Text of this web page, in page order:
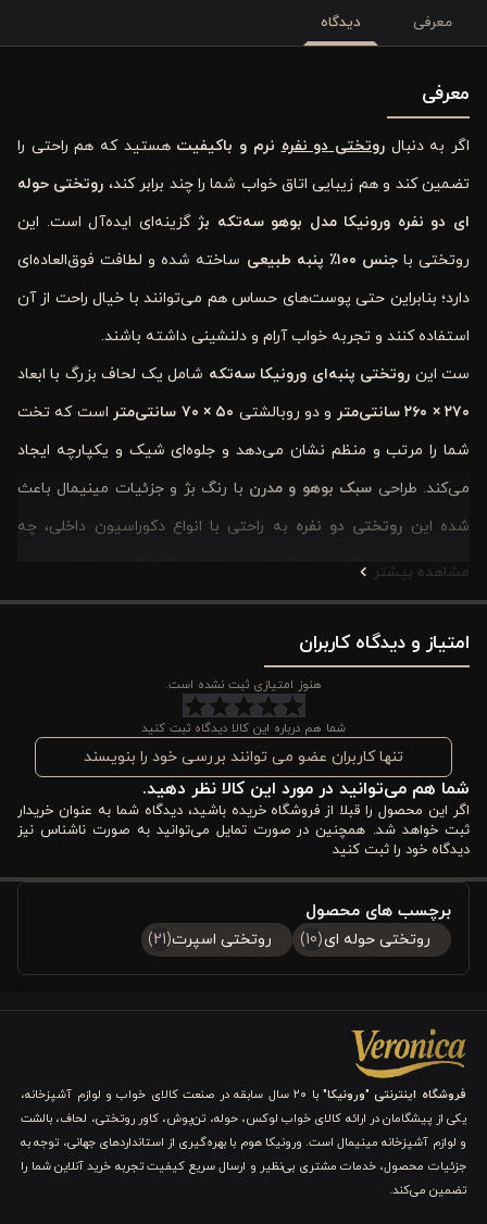
معرفی دیدگاه
معرفی
اگر به دنبالروتختی دو نفره نرم و باکیفیت هستید که هم راحتی را
تضمین کند و هم زیبایی اتاق خواب شما را چند برابر کند، روتختی حوله
‌ای دو نفره ورونیکا مدل بوهو سه‌تکه بژ گزینه‌ای ایده‌آل است. این
روتختی باجنس ۱۰۰ ٪ پنبه طبیعی ساخته شده و لطافت فوق‌العاده‌ای
دارد؛ بنابراین حتی پوست‌های حساس هم می‌توانند با خیال راحت از آن
استفاده کنند و تجربه خواب آرام و دلنشینی داشته باشند.
ست این روتختی پنبه‌ای ورونیکا سه‌تکه شامل یک لحاف بزرگ با ابعاد
۲۷۰ × ۲۶۰ سانتی‌متر
و دو روبالشتی ۵۰ × ۷۰ سانتی‌متر
است که تخت
شما را مرتب و منظم نشان می‌دهد و جلوه‌ای شیک و یکپارچه ایجاد
می‌کند. طراحی سبک بوهو و مدرن با رنگ بژ و جزئیات مینیمال باعث
شده این روتختی دو نفره به راحتی با انواع دکوراسیون داخلی، چه
مدرن، چه کلاسیک، هماهنگ شود و فضایی آرام، گرم و دلنشین برای
شما خلق کند.
یکی دیگر از مزایای این محصول،
آن است؛ شما می‌توانید این روتختی پنبه‌ای را با خیال راحت بشویید
بدون اینکه لطافت یا زیبایی آن کاهش یابد. طراحی سه‌تکه آن نیز
امکان چیدمان مرتب و منظم تخت را فراهم می‌کند و جلوه‌ای مرتب و
زیبا به اتاق خواب می‌بخشد.
با انتخاب روتختی بوهو سه‌تکه بژ ورونیکا، شما همزمانکیفیت،
اتاق خوابی آرام و دلنشین خواهید داشت. این محصول مناسب کسانی
است که به دنبال تجربه‌ای لوکس و کاربردی در خواب هستند و
مشخصات فنی روتختی حوله ای دو نفره ورونیکا مدل
بوهو سه تکه بژ
۱. جنس و کیفیت پارچه:
این روتختی از ۱۰۰٪ پنبه طبیعی ساخته شده است که بدون هیچ گونه
مواد مصنوعی و شیمیایی تولید شده است. پارچه طبیعی باعث
مشاهده بیشتر
امتیاز و دیدگاه کاربران
هنوز امتیازی ثبت نشده است.
شما هم درباره این کالا دیدگاه ثبت کنید
تنها کاربران عضو می توانند بررسی خود را بنویسند
شما هم می‌توانید در مورد این کالا نظر دهید.
اگر این محصول را قبلا از فروشگاه خریده باشید، دیدگاه شما به عنوان خریدار
ثبت خواهد شد. همچنین در صورت تمایل می‌توانید به صورت ناشناس نیز
دیدگاه خود را ثبت کنید
برچسب های محصول
روتختی حوله‌ ای(10) روتختی اسپرت(21)
فروشگاه اینترنتی "ورونیکا"
با ۲۰ سال سابقه در صنعت کالای خواب و لوازم آشپزخانه،
یکی از پیشگامان در ارائه کالای خواب لوکس، حوله، تن‌پوش، کاور روتختی، لحاف، بالشت
و لوازم آشپزخانه مینیمال است. ورونیکا هوم با بهره‌گیری از استانداردهای جهانی، توجه به
جزئیات محصول، خدمات مشتری بی‌نظیر و ارسال سریع کیفیت تجربه خرید آنلاین شما را
تضمین می‌کند.